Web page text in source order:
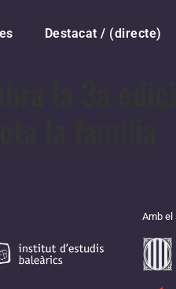
Destacat / (directe)
Amb el